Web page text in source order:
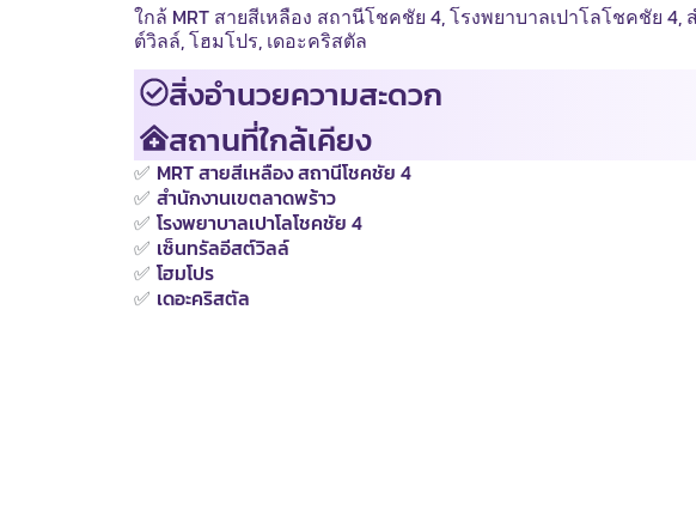
ใกล้ MRT สายสีเหลือง สถานีโชคชัย 4, โรงพยาบาลเปาโลโชคชัย
ต์วิลล์, โฮมโปร, เดอะคริสตัล
สิ่งอำนวยความสะดวก
สถานที่ใกล้เคียง
✅ MRT สายสีเหลือง สถานีโชคชัย 4
✅ สำนักงานเขตลาดพร้าว
✅ โรงพยาบาลเปาโลโชคชัย 4
✅ เซ็นทรัลอีสต์วิลล์
✅ โฮมโปร
✅ เดอะคริสตัล